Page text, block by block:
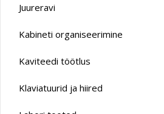
Juureravi
Kabineti organiseerimine
Kaviteedi töötlus
Klaviatuurid ja hiired